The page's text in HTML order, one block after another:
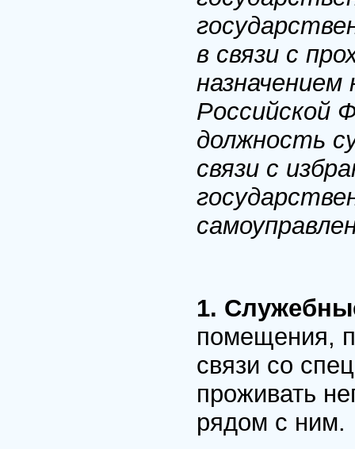
в связи с
Российской
должность
связи с
1.
помещения,
связи со
проживать
рядом с ним.